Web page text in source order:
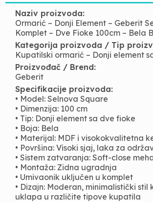
Naziv proizvoda:
Ormarić – Donji Element – Geberit
Komplet – Dve Fioke 100cm – Bela
Kategorija proizvoda / Tip
Kupatilski ormarić – Donji element
Proizvođač / Brend:
Geberit
Specifikacije proizvoda:
• Model: Selnova Square
• Dimenzija: 100 cm
• Tip: Donji element sa dve fioke
• Boja: Bela
• Materijal: MDF i visokokvalitetna
• Površina: Visoki sjaj, laka za
• Sistem zatvaranja: Soft-close
• Montaža: Zidna ugradnja
• Umivaonik uključen u komplet
• Dizajn: Moderan, minimalistički stil
uklapa u različite tipove kupatila